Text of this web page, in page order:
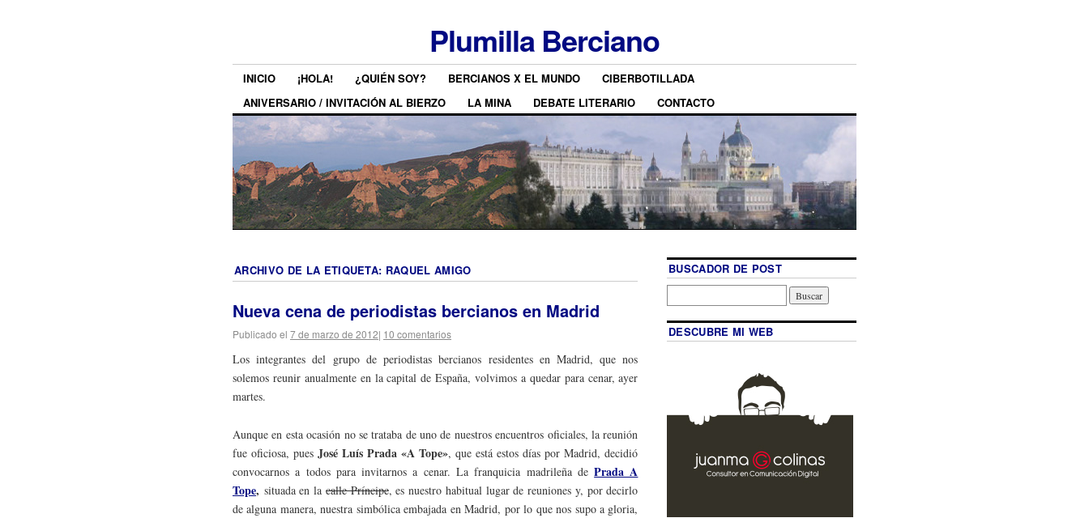
Plumilla Berciano
INICIO ¡HOLA! ¿QUIÉN SOY? BERCIANOS X EL MUNDO
CIBERBOTILLADA
ANIVERSARIO / INVITACIÓN AL BIERZO
LA MINA DEBATE LITERARIO CONTACTO
ARCHIVO DE LA ETIQUETA: RAQUEL AMIGO
Nueva cena de periodistas bercianos en Madrid
Publicado el 7 de marzo de 2012| 10 comentarios
Los integrantes del grupo de periodistas bercianos residentes en Madrid, que nos
solemos reunir anualmente en la capital de España, volvimos a quedar para cenar, ayer
martes.
Aunque en esta ocasión no se trataba de uno de nuestros encuentros oficiales, la reunión
fue oficiosa, puesJosé Luís Prada «A Tope», que está estos días por Madrid, decidió
convocarnos a todos para invitarnos a cenar. La franquicia madrileña dePrada A
Tope, situada en la calle Príncipe, es nuestro habitual lugar de reuniones y, por decirlo
de alguna manera, nuestra simbólica embajada en Madrid, por lo que nos supo a gloria,
BUSCADOR DE POST
DESCUBRE MI WEB